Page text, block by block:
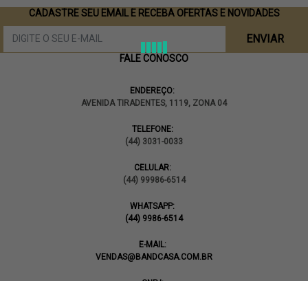
CADASTRE SEU EMAIL E RECEBA OFERTAS E NOVIDADES
ENVIAR
FALE CONOSCO
ENDEREÇO:
AVENIDA TIRADENTES, 1119, ZONA 04
TELEFONE:
(44) 3031-0033
CELULAR:
(44) 99986-6514
WHATSAPP:
(44) 9986-6514
E-MAIL:
VENDAS@BANDCASA.COM.BR